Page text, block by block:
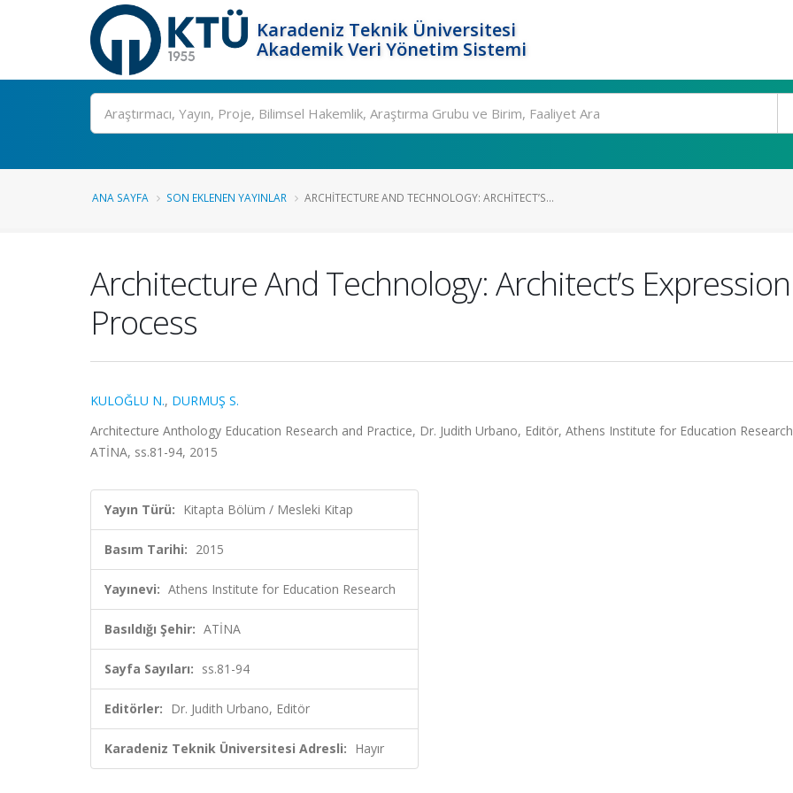
Karadeniz Teknik Üniversitesi
Akademik Veri Yönetim Sistemi
Ara
ANA SAYFA SON EKLENEN YAYINLAR ARCHITECTURE AND TECHNOLOGY: ARCHITECT’S...
Architecture And Technology: Architect’s
Process
KULOĞLU N., DURMUŞ S.
Architecture Anthology Education Research and Practice, Dr. Judith Urbano, Editör, Athens Institute for Education
ATİNA, ss.81-94, 2015
Yayın Türü: Kitapta Bölüm / Mesleki Kitap
Basım Tarihi: 2015
Yayınevi: Athens Institute for Education Research
Basıldığı Şehir: ATİNA
Sayfa Sayıları: ss.81-94
Editörler: Dr. Judith Urbano, Editör
Karadeniz Teknik Üniversitesi Adresli: Hayır